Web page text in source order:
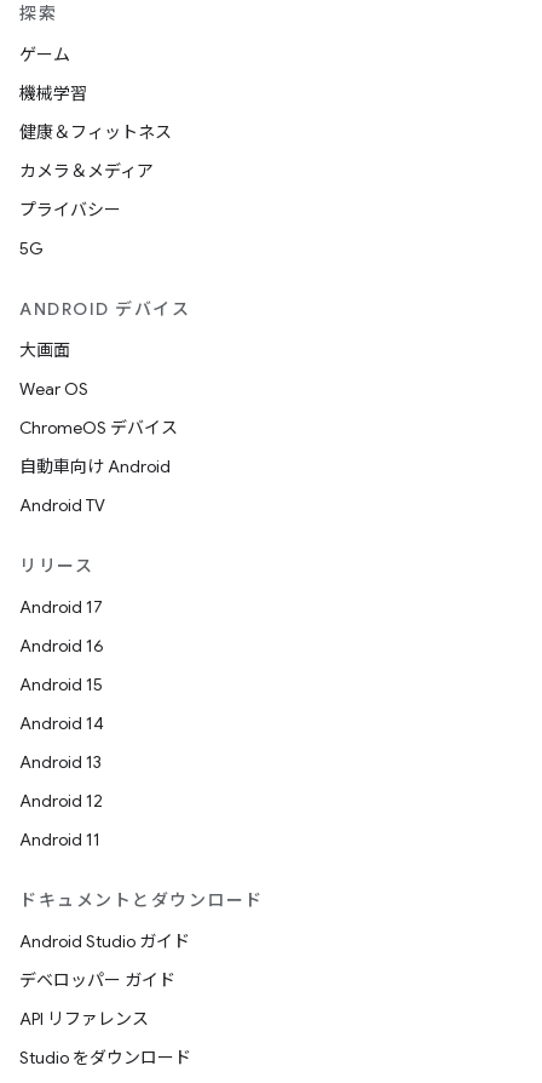
探索
ゲーム
機械学習
健康＆フィットネス
カメラ＆メディア
プライバシー
5G
ANDROID デバイス
大画面
Wear OS
ChromeOS デバイス
自動車向け Android
Android TV
リリース
Android 17
Android 16
Android 15
Android 14
Android 13
Android 12
Android 11
ドキュメントとダウンロード
Android Studio ガイド
デベロッパー ガイド
API リファレンス
Studio をダウンロード